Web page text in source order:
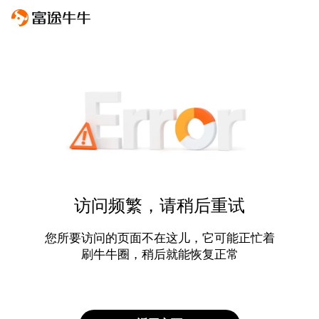
访问频繁，请稍后重试
您所要访问的页面不在这儿，它可能正忙着
刷牛牛圈，稍后就能恢复正常